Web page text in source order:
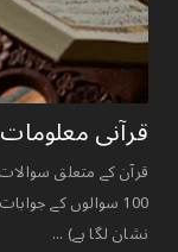
قرآنی
قرآن کے متعلق
100 سوالوں کے
نشان لگا ہے) ...